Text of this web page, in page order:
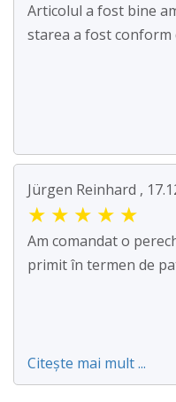
Articolul a fost bine
starea a fost conform
Jürgen Reinhard ,
★ ★ ★ ★ ★
Am comandat o
primit în termen de
Citește mai mult ...